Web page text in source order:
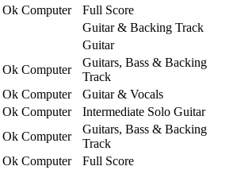
Ok Computer
Full Score
Guitar & Backing Track
Guitar
Ok Computer
Guitars, Bass & Backing
Track
Ok Computer
Guitar & Vocals
Ok Computer
Intermediate Solo Guitar
Ok Computer
Guitars, Bass & Backing
Track
Ok Computer
Full Score